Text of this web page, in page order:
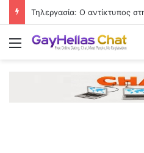
Menu